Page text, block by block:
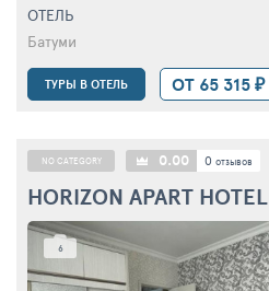
ОТЕЛЬ
Батуми
ТУРЫ В ОТЕЛЬ ОТ 65 315 ₽
6
NO CATEGORY 0.00 0 отзывов
HORIZON APART HOTEL